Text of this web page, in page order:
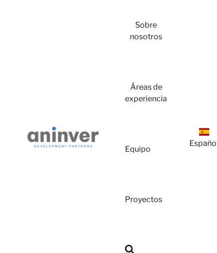
Sobre
nosotros
Áreas de
experiencia
Equipo
Proyectos
Iniciar